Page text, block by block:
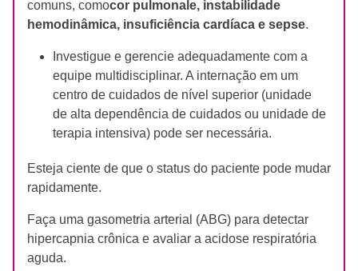
comuns, comocor pulmonale, instabilidade
hemodinâmica, insuficiência cardíaca e sepse.
Investigue e gerencie adequadamente com a
equipe multidisciplinar. A internação em um
centro de cuidados de nível superior (unidade
de alta dependência de cuidados ou unidade de
terapia intensiva) pode ser necessária.
Esteja ciente de que o status do paciente pode mudar
rapidamente.
Faça uma gasometria arterial (ABG) para detectar
hipercapnia crônica e avaliar a acidose respiratória
aguda.